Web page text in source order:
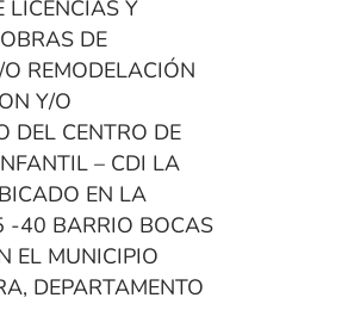
LICENCIAS Y
DE
REMODELACIÓN
Y/O
DEL CENTRO DE
– CDI LA
EN LA
-40 BARRIO BOCAS
EL MUNICIPIO
DEPARTAMENTO